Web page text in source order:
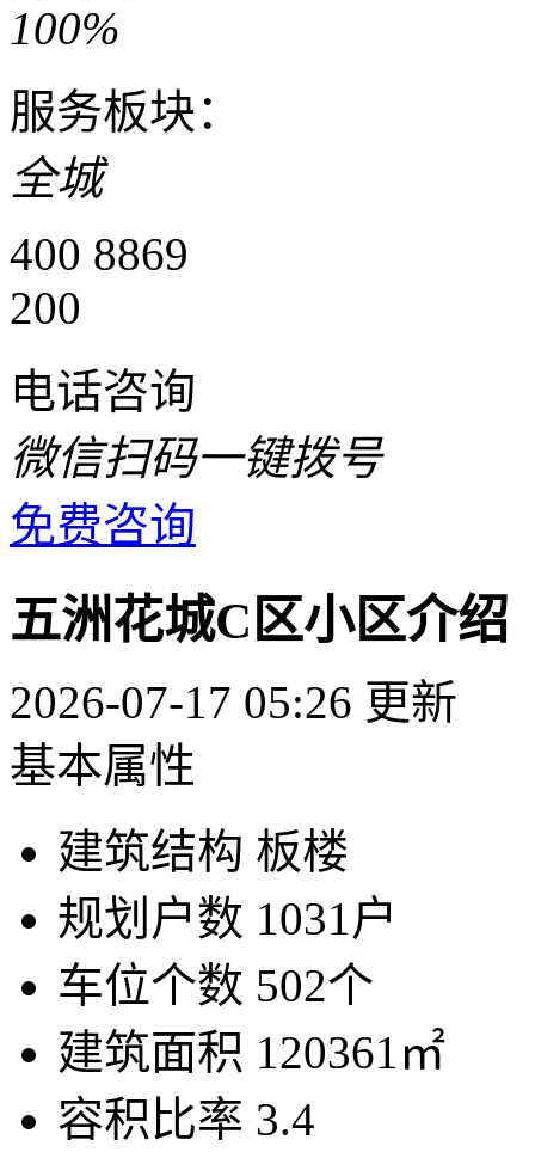
100%
服务板块：
全城
400 8869
200
电话咨询
微信扫码一键拨号
免费咨询
五洲花城C区小区介绍
2026-07-17 05:26 更新
基本属性
建筑结构 板楼
规划户数 1031户
车位个数 502个
建筑面积 120361㎡
容积比率 3.4